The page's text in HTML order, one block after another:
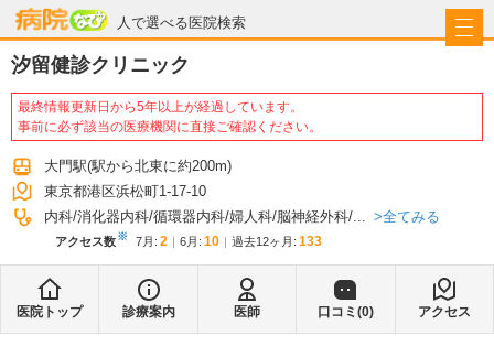
人で選べる医院検索
病院なび
汐留健診クリニック
最終情報更新日から5年以上が経過しています。
事前に必ず該当の医療機関に直接ご確認ください。
大門駅(駅から北東に約200m)
東京都港区浜松町1-17-10
内科 消化器内科 循環器内科 婦人科 脳神経外科 ... 全てみる
アクセス数※ 7月 : 2 6月 : 10 過去12ヶ月: 133
医院トップ 診療案内 医師 口コミ(0) アクセス